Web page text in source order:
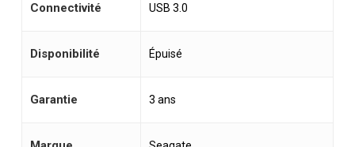
Connectivité USB 3.0
Disponibilité Épuisé
Garantie 3 ans